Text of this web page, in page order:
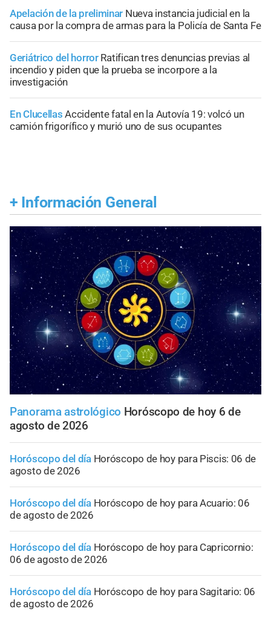
Apelación de la preliminar Nueva instancia judicial en la
causa por la compra de armas para la Policía de Santa Fe
Geriátrico del horror Ratifican tres denuncias previas al
incendio y piden que la prueba se incorpore a la
investigación
En Clucellas Accidente fatal en la Autovía 19: volcó un
camión frigorífico y murió uno de sus ocupantes
+ Información General
Panorama astrológico Horóscopo de hoy 6 de
agosto de 2026
Horóscopo del día Horóscopo de hoy para Piscis: 06 de
agosto de 2026
Horóscopo del día Horóscopo de hoy para Acuario: 06
de agosto de 2026
Horóscopo del día Horóscopo de hoy para Capricornio:
06 de agosto de 2026
Horóscopo del día Horóscopo de hoy para Sagitario: 06
de agosto de 2026